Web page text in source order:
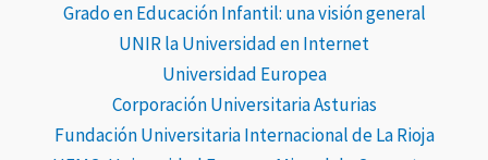
Grado en Educación Infantil: una visión general
UNIR la Universidad en Internet
Universidad Europea
Corporación Universitaria Asturias
Fundación Universitaria Internacional de La Rioja